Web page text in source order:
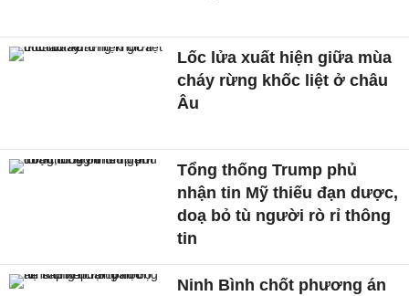
Lốc lửa xuất hiện giữa mùa
cháy rừng khốc liệt ở châu
Âu
Tổng thống Trump phủ
nhận tin Mỹ thiếu đạn dược,
doạ bỏ tù người rò rỉ thông
tin
Ninh Bình chốt phương án